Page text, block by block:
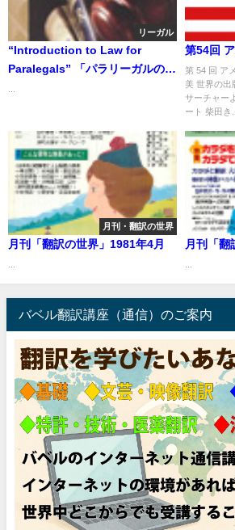
リーガル
“Introduction to Law for
Paralegals” 「パラリーガルのた
第54回
第 54 回 ア
美 世界の
サーチャー
ート 柴田き...
月刊・翻訳の世界
月刊「翻訳の世界」1981年4月 月刊「翻
バベル翻訳講座（通信）のご案内